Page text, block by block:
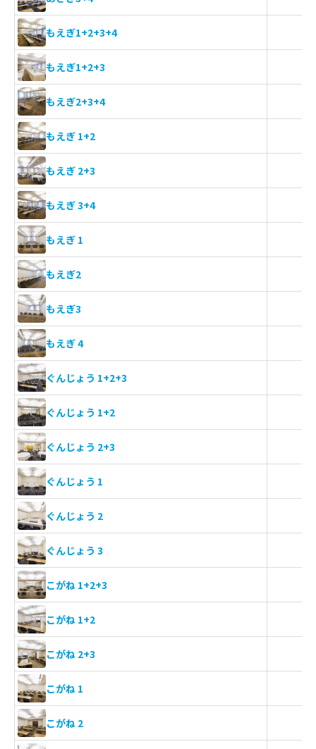
もえぎ1+2+3+4
もえぎ1+2+3
もえぎ2+3+4
もえぎ 1+2
もえぎ 2+3
もえぎ 3+4
もえぎ 1
もえぎ2
もえぎ3
もえぎ 4
ぐんじょう 1+2+3
ぐんじょう 1+2
ぐんじょう 2+3
ぐんじょう 1
ぐんじょう 2
ぐんじょう 3
こがね 1+2+3
こがね 1+2
こがね 2+3
こがね 1
こがね 2